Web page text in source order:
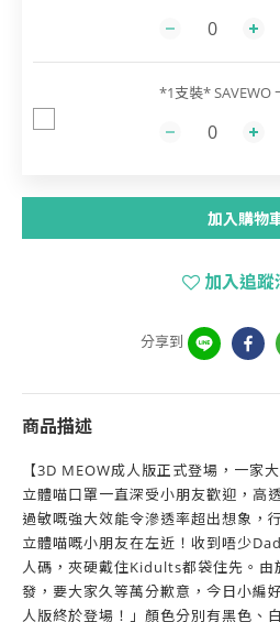
*1支裝* SAVEWO
加入購物
加入追蹤
分享到
商品描述
【3D MEOW成人版正式登場，一家
立體喵口罩一直深受小朋友歡迎，高
過敏嘅強大效能令滲透率超出想象，
立體喵嘅小朋友在左近！收到唔少
人碼，夾硬戴住Kidults都袋住先。由
發，要大家久等萬分歉意，今日小編
人版終於登場！」顏色分別有黑色、